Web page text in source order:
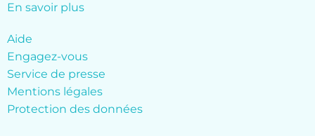
En savoir plus
Aide
Engagez-vous
Service de presse
Mentions légales
Protection des données